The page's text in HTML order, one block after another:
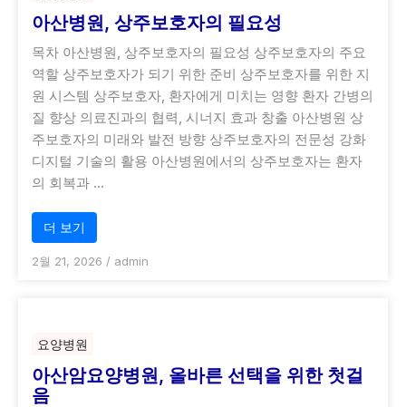
아산병원, 상주보호자의 필요성
목차 아산병원, 상주보호자의 필요성 상주보호자의 주요
역할 상주보호자가 되기 위한 준비 상주보호자를 위한 지
원 시스템 상주보호자, 환자에게 미치는 영향 환자 간병의
질 향상 의료진과의 협력, 시너지 효과 창출 아산병원 상
주보호자의 미래와 발전 방향 상주보호자의 전문성 강화
디지털 기술의 활용 아산병원에서의 상주보호자는 환자
의 회복과 …
더 보기
2월 21, 2026 / admin
요양병원
아산암요양병원, 올바른 선택을 위한 첫걸
음